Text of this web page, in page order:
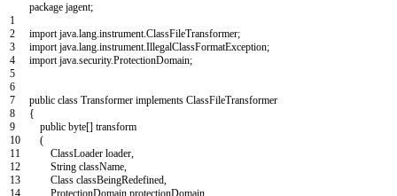
1
2
3
4
5
6
7
8
9
10
11
12
13
package jagent;
import java.lang.instrument.ClassFileTransformer;
import java.lang.instrument.IllegalClassFormatException;
import java.security.ProtectionDomain;
public class Transformer implements ClassFileTransformer
{
public byte[] transform
(
ClassLoader loader,
String className,
Class classBeingRedefined,